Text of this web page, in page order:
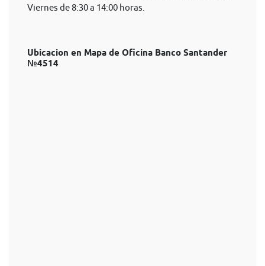
Viernes de 8:30 a 14:00 horas.
Ubicacion en Mapa de Oficina Banco Santander
№4514